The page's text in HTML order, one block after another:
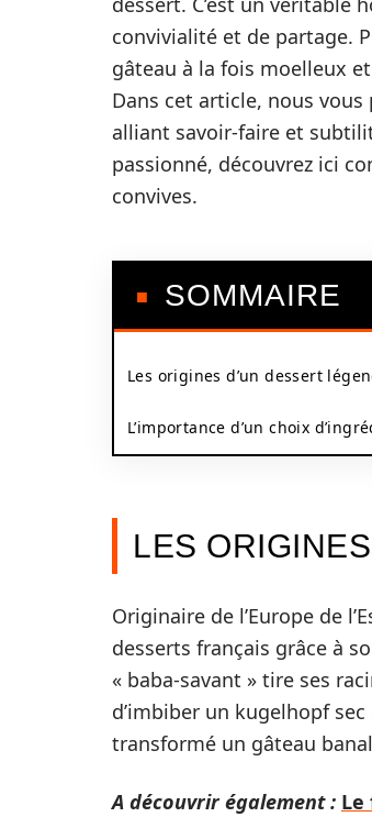
convivialité et de partage.
gâteau à la fois moelleux
Dans cet article, nous
alliant savoir-faire et
passionné, découvrez ici
convives.
SOMMAIRE
Les origines d’un dessert
L’importance d’un choix
LES
Originaire de l’Europe de
desserts français grâce à
« baba-savant » tire ses
d’imbiber un kugelhopf
transformé un gâteau
A découvrir également :